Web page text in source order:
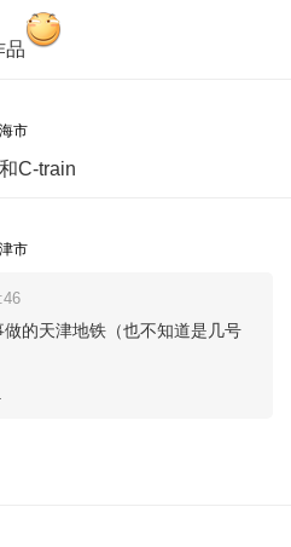
品
市
C-train
市
的天津地铁（也不知道是几号